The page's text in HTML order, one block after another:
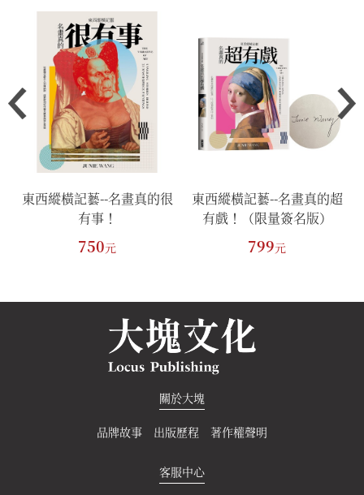
東西縱橫記藝--名畫真的很
有事！
750元
東西縱橫記藝--名畫真的超
有戲！（限量簽名版）
799元
關於大塊
品牌故事 出版歷程 著作權聲明
客服中心